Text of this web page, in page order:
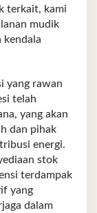
terkait, kami
mudik
kendala
yang rawan
telah
yang akan
dan pihak
energi.
stok
terdampak
yang
dalam